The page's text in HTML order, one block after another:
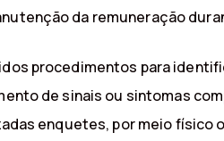
da remuneração
procedimentos para
de sinais ou sintomas
enquetes, por meio